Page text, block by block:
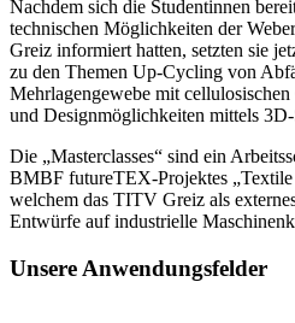
Nachdem sich die Studentinnen
technischen Möglichkeiten der
Greiz informiert hatten, setzten sie
zu den Themen Up-Cycling von
Mehrlagengewebe mit
und Designmöglichkeiten mittels
Die „Masterclasses“ sind ein
BMBF futureTEX-Projektes
welchem das TITV Greiz als
Entwürfe auf industrielle
Unsere Anwendungsfelder